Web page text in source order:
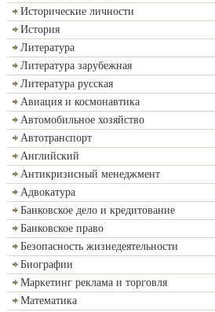
Исторические личности
История
Литература
Литература зарубежная
Литература русская
Авиация и космонавтика
Автомобильное хозяйство
Автотранспорт
Английский
Антикризисный менеджмент
Адвокатура
Банковское дело и кредитование
Банковское право
Безопасность жизнедеятельности
Биографии
Маркетинг реклама и торговля
Математика